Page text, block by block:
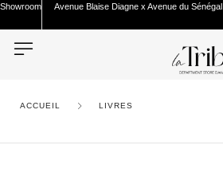
Showroom Avenue Blaise Diagne x Avenue du Sénégal
ACCUEIL LIVRES